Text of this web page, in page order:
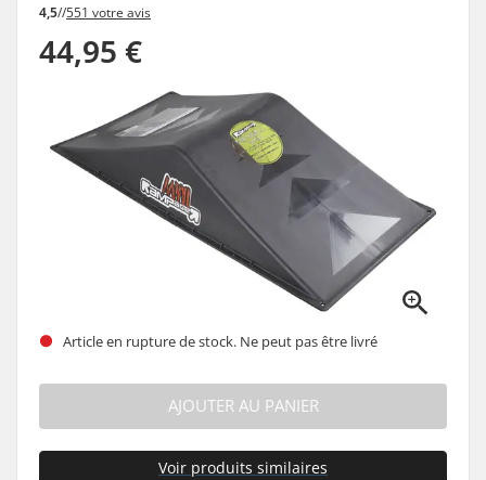
4,5//551 votre avis
44,95 €
Article en rupture de stock. Ne peut pas être livré
AJOUTER AU PANIER
Voir produits similaires